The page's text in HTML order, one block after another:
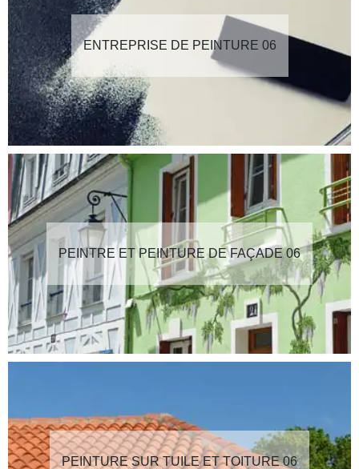
ENTREPRISE DE PEINTURE 06
PEINTRE ET PEINTURE DE FAÇADE 06
PEINTURE SUR TUILE ET TOITURE 06